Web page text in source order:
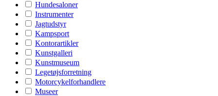
Hundesaloner
Instrumenter
Jagtudstyr
Kampsport
Kontorartikler
Kunstgalleri
Kunstmuseum
Legetøjsforretning
Motorcykelforhandlere
Museer